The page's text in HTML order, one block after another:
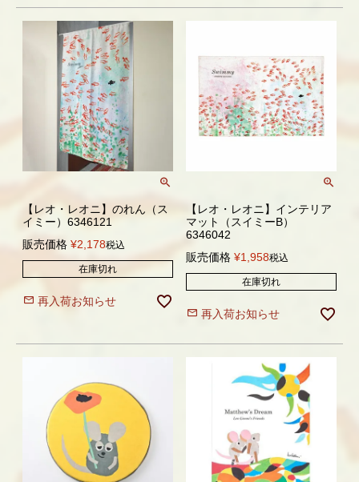
【レオ・レオニ】のれん（ス
イミー）6346121
販売価格 ¥2,178税込
在庫切れ
再入荷お知らせ
【レオ・レオニ】インテリア
マット（スイミーB）
6346042
販売価格 ¥1,958税込
在庫切れ
再入荷お知らせ